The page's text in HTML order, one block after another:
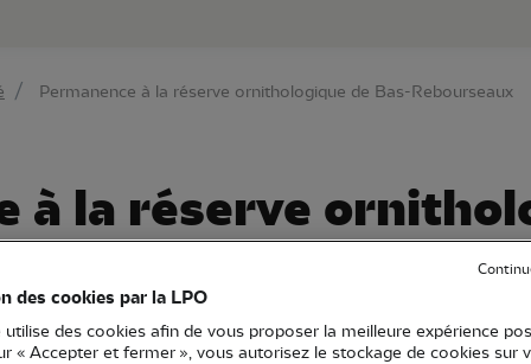
Aller à la
Permanence à la réserve ornithologique de Bas-Rebourseaux
à la réserve
des cookies par la LPO
utilise des cookies afin de vous proposer la meilleure expérience
« Accepter et fermer », vous autorisez le stockage de cookies sur